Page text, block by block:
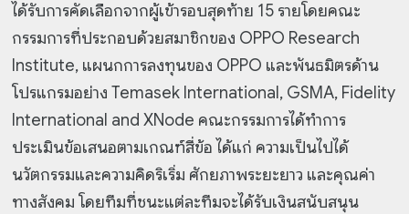
ได้รับการคัดเลือกจากผู้เข้ารอบสุดท้าย 15 รายโดยคณะ
กรรมการที่ประกอบด้วยสมาชิกของ OPPO Research
Institute, แผนกการลงทุนของ OPPO และพันธมิตรด้าน
โปรแกรมอย่าง Temasek International, GSMA, Fidelity
International and XNode คณะกรรมการได้ทำการ
ประเมินข้อเสนอตามเกณฑ์สี่ข้อ ได้แก่ ความเป็นไปได้
นวัตกรรมและความคิดริเริ่ม ศักยภาพระยะยาว และคุณค่า
ทางสังคม โดยทีมที่ชนะแต่ละทีมจะได้รับเงินสนับสนุน